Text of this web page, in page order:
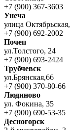
+7 (900) 367-3603
Унеча
улица
+7 (900) 692-2002
Почеп
ул.Толстого, 24
+7 (900) 693-2424
Трубчевск
ул.Брянская,66
+7 (900) 370-80-66
Людиново
ул. Фокина, 35
+7 (900) 690-53-35
Десногорск